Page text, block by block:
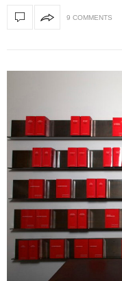
9 COMMENTS